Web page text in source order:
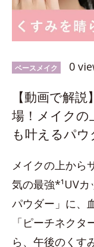
ベースメイク 0
【動画で解
場！メイクの
も叶えるパ
メイクの上から
気の最強*¹UVカ
パウダー」に、
「ピーチネク
ら、午後のくす